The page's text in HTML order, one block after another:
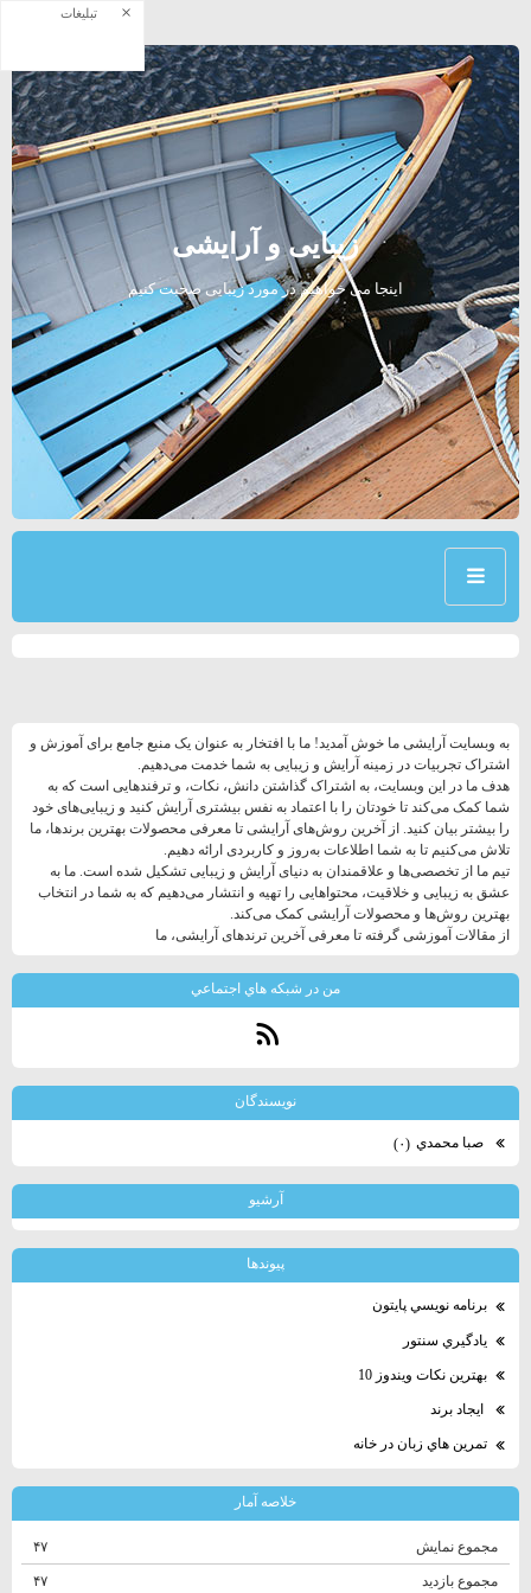
زیبایی و آرایشی
اینجا می خواهیم در مورد زیبایی صحبت کنیم
به وبسایت آرایشی ما خوش آمدید! ما با افتخار به عنوان یک منبع جامع برای آموزش و
اشتراک تجربیات در زمینه آرایش و زیبایی به شما خدمت می‌دهیم.
هدف ما در این وبسایت، به اشتراک گذاشتن دانش، نکات، و ترفندهایی است که به
شما کمک می‌کند تا خودتان را با اعتماد به نفس بیشتری آرایش کنید و زیبایی‌های خود
را بیشتر بیان کنید. از آخرین روش‌های آرایشی تا معرفی محصولات بهترین برندها، ما
تلاش می‌کنیم تا به شما اطلاعات به‌روز و کاربردی ارائه دهیم.
تیم ما از تخصصی‌ها و علاقمندان به دنیای آرایش و زیبایی تشکیل شده است. ما به
عشق به زیبایی و خلاقیت، محتواهایی را تهیه و انتشار می‌دهیم که به شما در انتخاب
بهترین روش‌ها و محصولات آرایشی کمک می‌کند.
از مقالات آموزشی گرفته تا معرفی آخرین ترند‌های آرایشی، ما
من در شبكه هاي اجتماعي
نويسندگان
صبا محمدي (۰)
آرشيو
پيوندها
برنامه نويسي پايتون
يادگيري سنتور
بهترين نكات ويندوز 10
ايجاد برند
تمرين هاي زبان در خانه
خلاصه آمار
مجموع نمایش‌ ۴۷
مجموع بازدید ۴۷
تبلیغات ×